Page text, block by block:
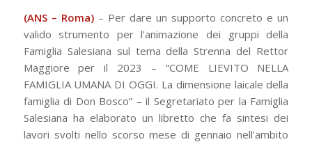
(ANS – Roma)– Per dare un supporto concreto e un
valido strumento per l’animazione dei gruppi della
Famiglia Salesiana sul tema della Strenna del Rettor
Maggiore per il 2023 – “COME LIEVITO NELLA
FAMIGLIA UMANA DI OGGI. La dimensione laicale della
famiglia di Don Bosco” – il Segretariato per la Famiglia
Salesiana ha elaborato un libretto che fa sintesi dei
lavori svolti nello scorso mese di gennaio nell’ambito